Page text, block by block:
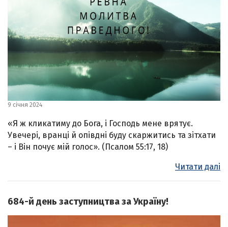
9 січня 2024
«Я ж кликатиму до Бога, і Господь мене врятує.
Увечері, вранці й опівдні буду скаржитись та зітхати
– і Він почує мій голос». (Псалом 55:17, 18)
Читати далі
684-й день заступництва за Україну!